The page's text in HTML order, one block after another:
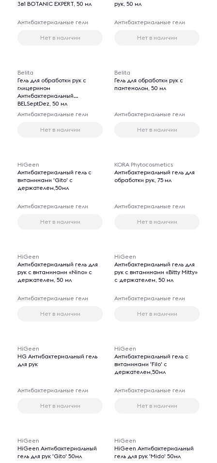
3в1 BOTANIC EXPERT, 50 мл
Антибактериальные гели
Нет в наличии
рук, 50 мл
Антибактериальные гели
Нет в наличии
Belita
Гель для обработки рук с
глицерином
Антибактериальный
BELSeptDez, 50 мл
Антибактериальные гели
Нет в наличии
Belita
Гель для обработки рук с
пантенолом, 50 мл
Антибактериальные гели
Нет в наличии
HiGeen
Aнтибактериальный гель с
витаминами 'Gito' с
держателем,50мл
Антибактериальные гели
Нет в наличии
KORA Phytocosmetics
Антибактериальный гель для
обработки рук, 75 мл
Антибактериальные гели
Нет в наличии
HiGeen
Aнтибактериальный гель для
рук с витаминами «Nino» с
держателем, 50 мл
Антибактериальные гели
Нет в наличии
HiGeen
Aнтибактериальный гель для
рук с витаминами «Bitty Mitty»
с держателем, 50 мл
Антибактериальные гели
Нет в наличии
HiGeen
HG Aнтибактериальный гель
для рук
Антибактериальные гели
Нет в наличии
HiGeen
Aнтибактериальный гель с
витаминами 'Filo' с
держателем,50мл
Антибактериальные гели
Нет в наличии
HiGeen
HiGeen Aнтибактериальный
гель для рук 'Gito' 50мл
HiGeen
HiGeen Aнтибактериальный
гель для рук 'Mido' 50мл